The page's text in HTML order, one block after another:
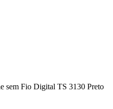
sem Fio Digital TS 3130 Preto